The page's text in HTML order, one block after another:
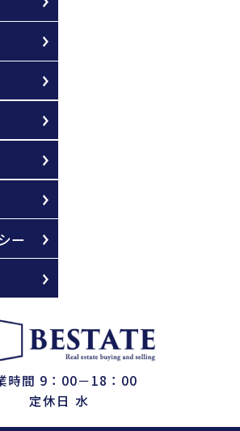
ー
時間 9：00－18：00
定休日 水